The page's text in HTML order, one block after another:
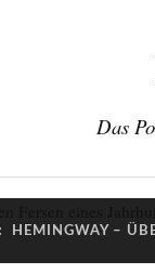
Das
HEMINGWAY –